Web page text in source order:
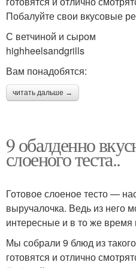
Побалуйте свои вкусовые
С ветчиной и сыром
highheelsandgrills
Вам понадобятся:
читать дальше →
9 обалденно
слоеного теста..
Готовое слоеное тесто —
выручалочка. Ведь из него
интересные и в то же время
Мы собрали 9 блюд из
готовятся и отлично